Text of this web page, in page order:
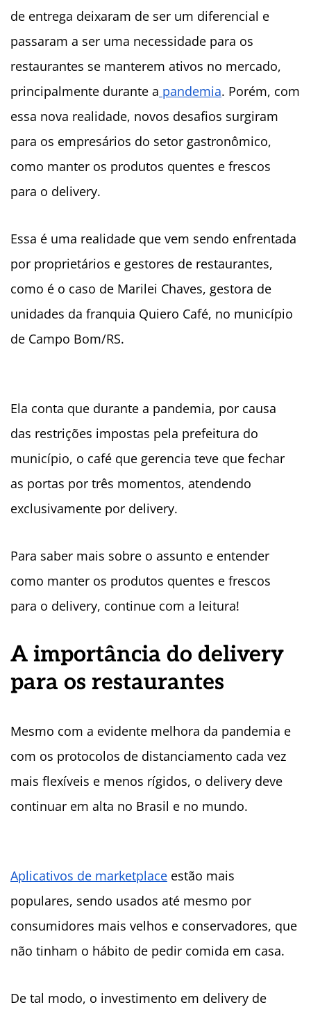
de entrega deixaram de ser um diferencial e
passaram a ser uma necessidade para os
restaurantes se manterem ativos no mercado,
principalmente durante a pandemia. Porém, com
essa nova realidade, novos desafios surgiram
para os empresários do setor gastronômico,
como manter os produtos quentes e frescos
para o delivery.
Essa é uma realidade que vem sendo enfrentada
por proprietários e gestores de restaurantes,
como é o caso de Marilei Chaves, gestora de
unidades da franquia Quiero Café, no município
de Campo Bom/RS.
Ela conta que durante a pandemia, por causa
das restrições impostas pela prefeitura do
município, o café que gerencia teve que fechar
as portas por três momentos, atendendo
exclusivamente por delivery.
Para saber mais sobre o assunto e entender
como manter os produtos quentes e frescos
para o delivery, continue com a leitura!
A importância do delivery
para os restaurantes
Mesmo com a evidente melhora da pandemia e
com os protocolos de distanciamento cada vez
mais flexíveis e menos rígidos, o delivery deve
continuar em alta no Brasil e no mundo.
Aplicativos de marketplace estão mais
populares, sendo usados até mesmo por
consumidores mais velhos e conservadores, que
não tinham o hábito de pedir comida em casa.
De tal modo, o investimento em delivery de